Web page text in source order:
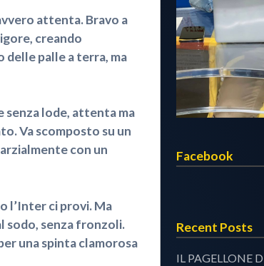
attenta. Bravo a
creando
palle a terra, ma
senza lode, attenta ma
Va scomposto su un
con un
l’Inter ci provi. Ma
sodo, senza fronzoli.
una spinta clamorosa
Facebook
Recent Posts
IL PAGELLONE